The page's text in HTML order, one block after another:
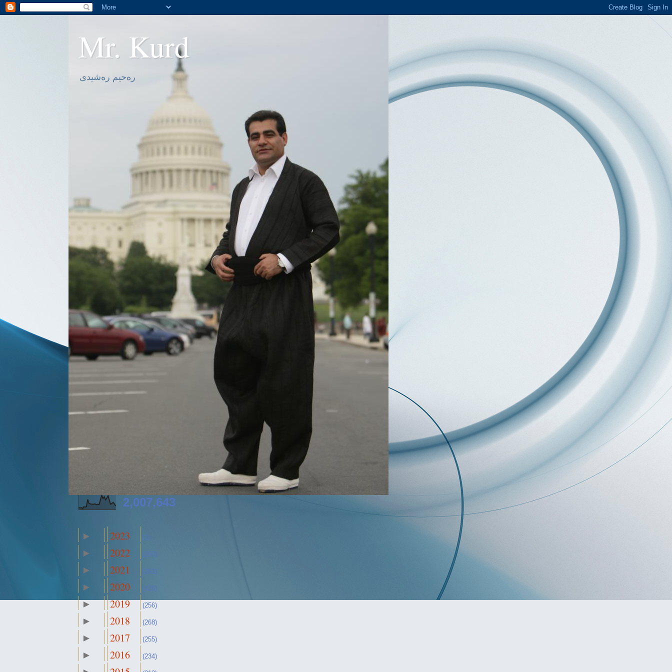
Mr. Kurd
ره‌حیم ره‌شیدی
2,007,643
► 2023 (1)
► 2022 (250)
► 2021 (261)
► 2020 (426)
► 2019 (256)
► 2018 (268)
► 2017 (255)
► 2016 (234)